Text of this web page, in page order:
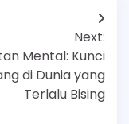
Next:
Mental: Kunci
di Dunia yang
Terlalu Bising